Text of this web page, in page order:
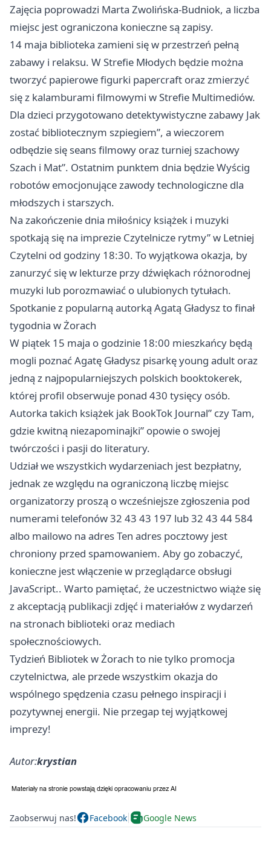
Zajęcia poprowadzi Marta Zwolińska-Budniok, a liczba
miejsc jest ograniczona konieczne są zapisy.
14 maja biblioteka zamieni się w przestrzeń pełną
zabawy i relaksu. W Strefie Młodych będzie można
tworzyć papierowe figurki papercraft oraz zmierzyć
się z kalamburami filmowymi w Strefie Multimediów.
Dla dzieci przygotowano detektywistyczne zabawy Jak
zostać bibliotecznym szpiegiem”, a wieczorem
odbędzie się seans filmowy oraz turniej szachowy
Szach i Mat”. Ostatnim punktem dnia będzie Wyścig
robotów emocjonujące zawody technologiczne dla
młodszych i starszych.
Na zakończenie dnia miłośnicy książek i muzyki
spotkają się na imprezie Czytelnicze rytmy” w Letniej
Czytelni od godziny 18:30. To wyjątkowa okazja, by
zanurzyć się w lekturze przy dźwiękach różnorodnej
muzyki lub porozmawiać o ulubionych tytułach.
Spotkanie z popularną autorką Agatą Gładysz to finał
tygodnia w Żorach
W piątek 15 maja o godzinie 18:00 mieszkańcy będą
mogli poznać Agatę Gładysz pisarkę young adult oraz
jedną z najpopularniejszych polskich booktokerek,
której profil obserwuje ponad 430 tysięcy osób.
Autorka takich książek jak BookTok Journal” czy Tam,
gdzie kwitną niezapominajki” opowie o swojej
twórczości i pasji do literatury.
Udział we wszystkich wydarzeniach jest bezpłatny,
jednak ze względu na ograniczoną liczbę miejsc
organizatorzy proszą o wcześniejsze zgłoszenia pod
numerami telefonów 32 43 43 197 lub 32 43 44 584
albo mailowo na adres Ten adres pocztowy jest
chroniony przed spamowaniem. Aby go zobaczyć,
konieczne jest włączenie w przeglądarce obsługi
JavaScript.. Warto pamiętać, że uczestnictwo wiąże się
z akceptacją publikacji zdjęć i materiałów z wydarzeń
na stronach biblioteki oraz mediach
społecznościowych.
Tydzień Bibliotek w Żorach to nie tylko promocja
czytelnictwa, ale przede wszystkim okazja do
wspólnego spędzenia czasu pełnego inspiracji i
pozytywnej energii. Nie przegap tej wyjątkowej
imprezy!
Autor:krystian
Zaobserwuj nas! Facebook Google News